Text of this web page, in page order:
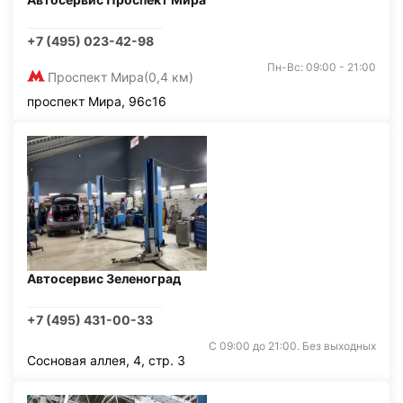
+7 (495) 023-42-98
Проспект Мира(0,4 км)
Пн-Вс: 09:00 - 21:00
проспект Мира, 96с16
Автосервис Зеленоград
+7 (495) 431-00-33
С 09:00 до 21:00. Без выходных
Сосновая аллея, 4, стр. 3